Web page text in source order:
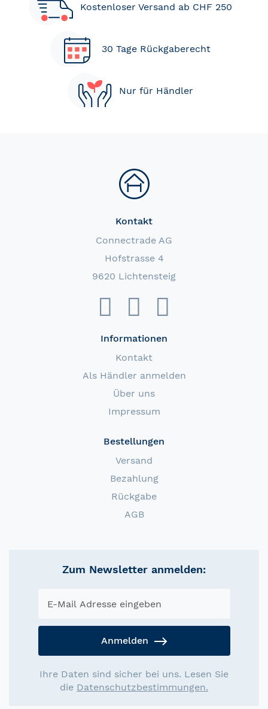
Kostenloser Versand ab CHF 250
30 Tage Rückgaberecht
Nur für Händler
Kontakt
Connectrade AG
Hofstrasse 4
9620 Lichtensteig
Informationen
Kontakt
Als Händler anmelden
Über uns
Impressum
Bestellungen
Versand
Bezahlung
Rückgabe
AGB
Zum Newsletter anmelden:
Anmelden
Ihre Daten sind sicher bei uns. Lesen Sie
die Datenschutzbestimmungen.